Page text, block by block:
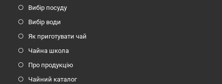
Вибір посуду
Вибір води
Як приготувати чай
Чайна школа
Про продукцію
Чайний каталог